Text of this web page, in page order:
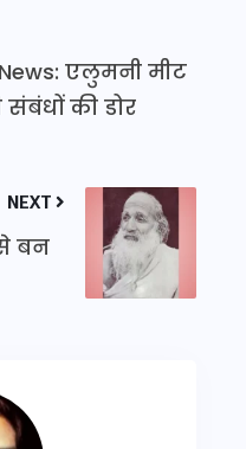
एलुमनी मीट
की डोर
NEXT
बन